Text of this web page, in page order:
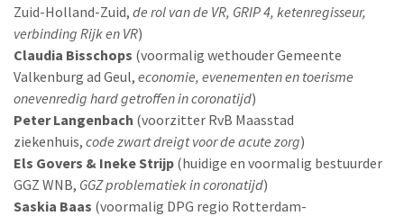
Zuid-Holland-Zuid, de rol van de VR, GRIP 4, ketenregisseur,
verbinding Rijk en VR)
Claudia Bisschops (voormalig wethouder Gemeente
Valkenburg ad Geul, economie, evenementen en toerisme
onevenredig hard getroffen in coronatijd)
Peter Langenbach (voorzitter RvB Maasstad
ziekenhuis, code zwart dreigt voor de acute zorg)
Els Govers & Ineke Strijp (huidige en voormalig bestuurder
GGZ WNB, GGZ problematiek in coronatijd)
Saskia Baas (voormalig DPG regio Rotterdam-